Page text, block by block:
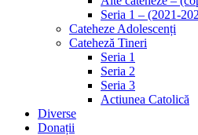
Seria 1 – (2021-
Cateheze Adolescenți
Cateheză Tineri
Seria 1
Seria 2
Seria 3
Actiunea Catolică
Diverse
Donații